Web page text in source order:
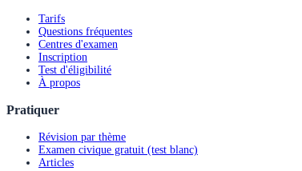
Tarifs
Questions fréquentes
Centres d'examen
Inscription
Test d'éligibilité
À propos
Pratiquer
Révision par thème
Examen civique gratuit (test blanc)
Articles